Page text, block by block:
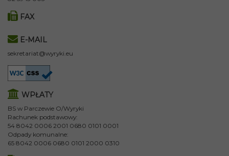
FAX
E-MAIL
sekretariat@wyryki.eu
WPŁATY
BS w Parczewie O/Wyryki
Rachunek podstawowy:
54 8042 0006 2001 0680 0101 0001
Odpady komunalne:
65 8042 0006 0680 0101 2000 0310